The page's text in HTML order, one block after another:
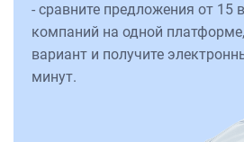
- сравните предложения от 15
компаний на одной
вариант и получите
минут.